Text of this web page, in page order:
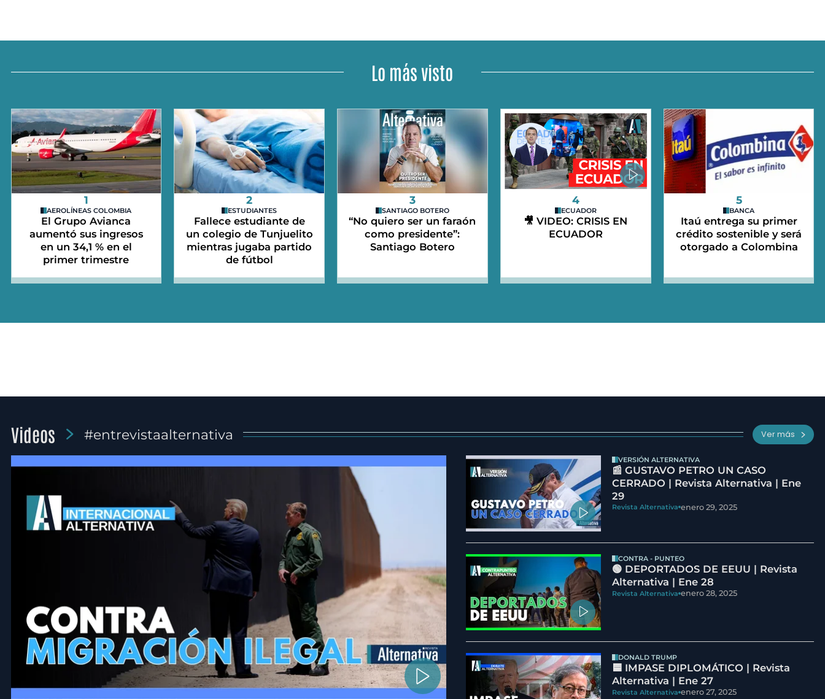
Lo más visto
1
AEROLÍNEAS COLOMBIA
El Grupo Avianca
aumentó sus ingresos
en un 34,1 % en el
primer trimestre
2
ESTUDIANTES
Fallece estudiante de
un colegio de Tunjuelito
mientras jugaba partido
de fútbol
3
SANTIAGO BOTERO
“No quiero ser un faraón
como presidente”:
Santiago Botero
4
ECUADOR
🎥 VIDEO: CRISIS EN
ECUADOR
5
BANCA
Itaú entrega su primer
crédito sostenible y será
otorgado a Colombina
Videos #entrevistaalternativa Ver más
VERSIÓN ALTERNATIVA
📰 GUSTAVO PETRO UN CASO
CERRADO | Revista Alternativa | Ene
29
Revista Alternativa enero 29, 2025
CONTRA - PUNTEO
🟢 DEPORTADOS DE EEUU | Revista
Alternativa | Ene 28
Revista Alternativa enero 28, 2025
DONALD TRUMP
🟦 IMPASE DIPLOMÁTICO | Revista
Alternativa | Ene 27
Revista Alternativa enero 27, 2025